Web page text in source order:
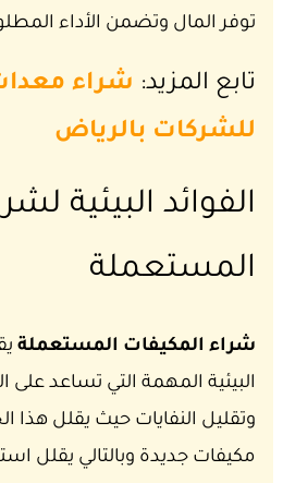
توفر المال وتضمن الأداء
تابع المزيد: شراء
للشركات بالرياض
الفوائد البيئية
المستعملة
شراء المكيفات المستعملة
البيئية المهمة التي تساعد على
وتقليل النفايات حيث يقلل هذا
مكيفات جديدة وبالتالي يقلل